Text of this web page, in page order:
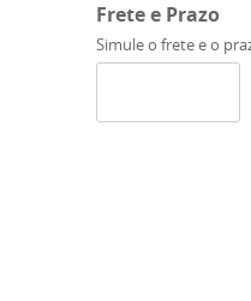
Frete e Prazo
Simule o frete e o